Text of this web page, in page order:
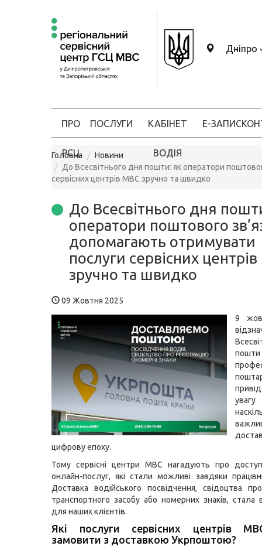
Дніпро
ПРО
РСЦ
ПОСЛУГИ КАБІНЕТ
ВОДІЯ
Е-ЗАПИС
Головна
Новини
До Всесвітнього дня пошти: як оператори
сервісних центрів МВС зручно та швидко
До Всесвітнього дня
оператори поштового
допомагають отримувати
послуги сервісних
зручно та швидко
09 Жовтня 2025
9
цифрову епоху.
Тому сервісні центри МВС нагадують про
онлайн-послуг, які стали можливі завдяки
Доставка водійського посвідчення, свідоцтва
транспортного засобу або номерних знаків,
для наших клієнтів.
Які послуги сервісних центрів
замовити з доставкою Укрпоштою?